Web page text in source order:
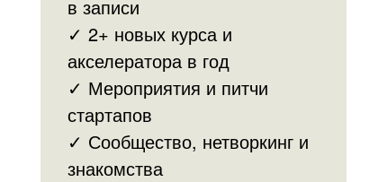
в записи
✓ 2+ новых курса и
акселератора в год
✓ Мероприятия и питчи
стартапов
✓ Сообщество, нетворкинг и
знакомства